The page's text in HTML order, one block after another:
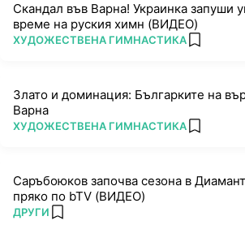
Скандал във Варна! Украинка запуши
време на руския химн (ВИДЕО)
ПОВЕЧЕ ОТ
ХУДОЖЕСТВЕНА ГИМНАСТИКА add
Злато и доминация: Българките на
Варна
ПОВЕЧЕ ОТ
ХУДОЖЕСТВЕНА ГИМНАСТИКА add
Саръбоюков започва сезона в
пряко по bTV (ВИДЕО)
ПОВЕЧЕ ОТ
ДРУГИ add favorites